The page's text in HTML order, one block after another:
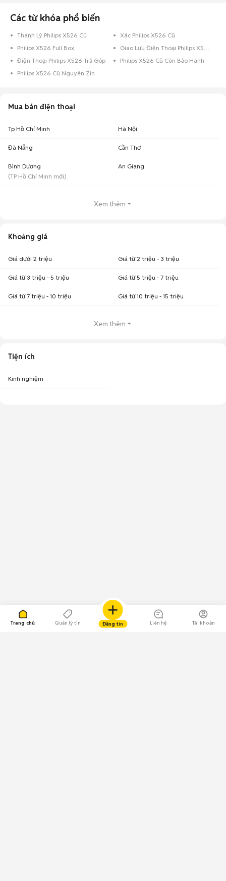
Trang chủ Quản lý tin Đăng tin Liên hệ Tài khoản
Các từ khóa phổ biến
Thanh Lý Philips X526 Cũ
Xác Philips X526 Cũ
Philips X526 Full Box
Giao Lưu Điện Thoại Philips X526
Điện Thoại Philips X526 Trả Góp
Philips X526 Cũ Còn Bảo Hành
Philips X526 Cũ Nguyên Zin
Mua bán điện thoại
Tp Hồ Chí Minh Hà Nội
Đà Nẵng Cần Thơ
Bình Dương
(TP Hồ Chí Minh mới)
An Giang
Xem thêm
Khoảng giá
Giá dưới 2 triệu Giá từ 2 triệu - 3 triệu
Giá từ 3 triệu - 5 triệu Giá từ 5 triệu - 7 triệu
Giá từ 7 triệu - 10 triệu Giá từ 10 triệu - 15 triệu
Xem thêm
Tiện ích
Kinh nghiệm